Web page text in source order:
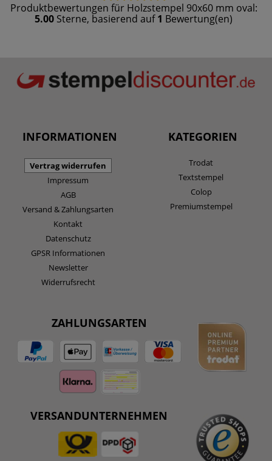
Produktbewertungen für Holzstempel 90x60 mm oval:
5.00 Sterne, basierend auf1 Bewertung(en)
INFORMATIONEN
Vertrag widerrufen
Impressum
AGB
Versand & Zahlungsarten
Kontakt
Datenschutz
GPSR Informationen
Newsletter
Widerrufsrecht
KATEGORIEN
Trodat
Textstempel
Colop
Premiumstempel
ZAHLUNGSARTEN
VERSANDUNTERNEHMEN